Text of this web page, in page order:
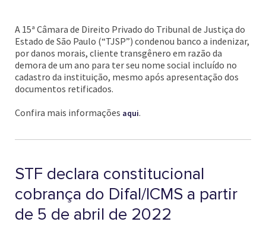
A 15ª Câmara de Direito Privado do Tribunal de Justiça do
Estado de São Paulo (“TJSP”) condenou banco a indenizar,
por danos morais, cliente transgênero em razão da
demora de um ano para ter seu nome social incluído no
cadastro da instituição, mesmo após apresentação dos
documentos retificados.
Confira mais informações aqui.
STF declara constitucional
cobrança do Difal/ICMS a partir
de 5 de abril de 2022